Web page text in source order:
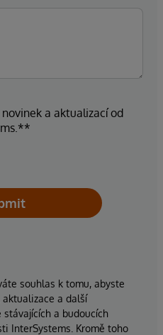
a aktualizací od
souhlas k tomu, abyste
a další
a budoucích
InterSystems. Kromě toho